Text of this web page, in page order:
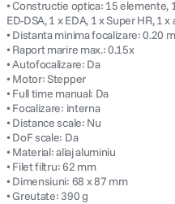
• Constructie optica: 15 elemente,
ED-DSA, 1 x EDA, 1 x Super HR, 1
• Distanta minima focalizare: 0.20 m
• Raport marire max.: 0.15x
• Autofocalizare: Da
• Motor: Stepper
• Full time manual: Da
• Focalizare: interna
• Distance scale: Nu
• DoF scale: Da
• Material: aliaj aluminiu
• Filet filtru: 62 mm
• Dimensiuni: 68 x 87 mm
• Greutate: 390 g